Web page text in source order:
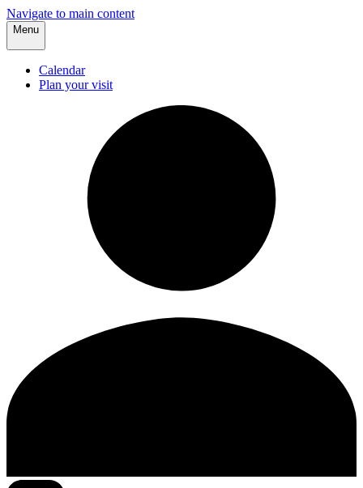
Navigate to main content
Menu
Calendar
Plan your visit